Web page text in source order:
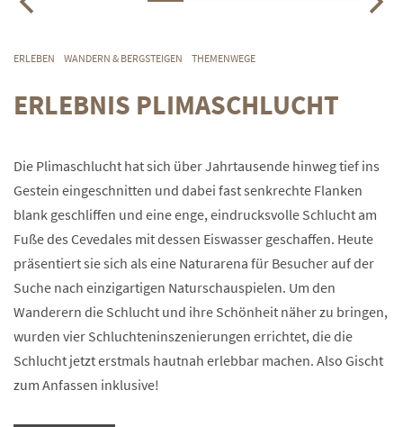
ERLEBEN WANDERN & BERGSTEIGEN THEMENWEGE
ERLEBNIS PLIMASCHLUCHT
Die Plimaschlucht hat sich über Jahrtausende hinweg tief ins
Gestein eingeschnitten und dabei fast senkrechte Flanken
blank geschliffen und eine enge, eindrucksvolle Schlucht am
Fuße des Cevedales mit dessen Eiswasser geschaffen. Heute
präsentiert sie sich als eine Naturarena für Besucher auf der
Suche nach einzigartigen Naturschauspielen. Um den
Wanderern die Schlucht und ihre Schönheit näher zu bringen,
wurden vier Schluchteninszenierungen errichtet, die die
Schlucht jetzt erstmals hautnah erlebbar machen. Also Gischt
zum Anfassen inklusive!